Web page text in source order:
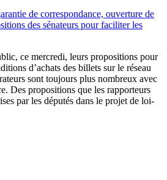
de correspondance, ouverture de
des sénateurs pour faciliter les
ce mercredi, leurs propositions pour
d’achats des billets sur le réseau
sont toujours plus nombreux avec
Des propositions que les rapporteurs
par les députés dans le projet de loi-